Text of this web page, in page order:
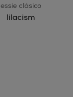
essie clásico
lilacism